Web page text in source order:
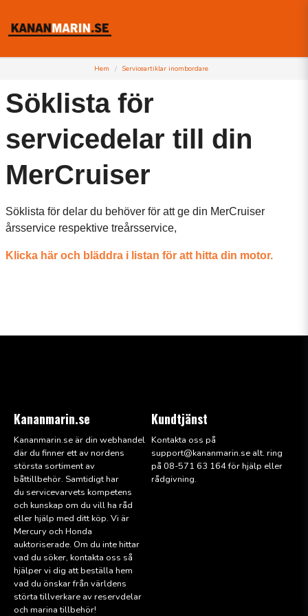
Hem Serviceartiklar inombordare
Söklista för
servicedelar till din
MerCruiser
Söklista för delar du behöver för att ge din MerCruiser
årsservice respektive treårsservice,
Klicka här och bläddra i listan för att hitta din motor.
Kananmarin.se
Kananmarin.se är din webhandel
där du finner ett av nordens
största sortiment av
båttillbehör. Samtidigt har
du servicevarvets kompetens
och kunskap om du vill ha råd
eller hjälp med ditt köp. Vi är
Mercury och Honda
auktoriserade. Om du inte hittar
vad du söker, kontakta oss så
hjälper vi dig att beställa hem
vad du önskar från världens
störta tillverkare av reservdelar
och marina tillbehör!
Kundtjänst
Kontakta oss på
support@kananmarin.se alt. ring
på 08-571 63 164 för hjälp eller
rådgivning.